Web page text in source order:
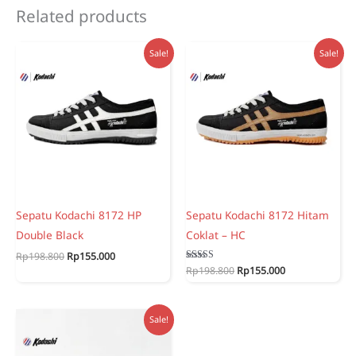
Related products
Sale!
Sepatu Kodachi 8172 HP
Double Black
Rp198.800 Original
Rp155.000Current
Sale!
Sepatu Kodachi 8172 Hitam
Coklat – HC
Rated
5.00
Rp198.800 Original
Rp155.000Current
Sale!